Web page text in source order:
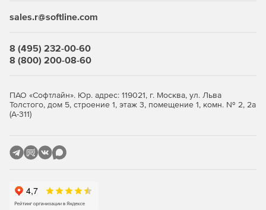
sales.r@softline.com
8 (495) 232-00-60
8 (800) 200-08-60
ПАО «Софтлайн». Юр. адрес: 119021, г. Москва, ул. Льва
Толстого, дом 5, строение 1, этаж 3, помещение 1, комн. № 2, 2а
(А-311)